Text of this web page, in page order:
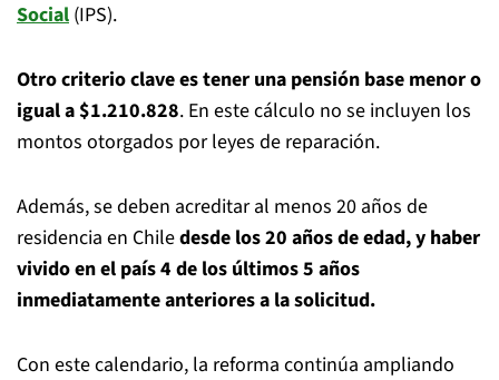
Social (IPS).
Otro criterio clave es tener una pensión base menor o
igual a $1.210.828. En este cálculo no se incluyen los
montos otorgados por leyes de reparación.
Además, se deben acreditar al menos 20 años de
residencia en Chiledesde los 20 años de edad, y haber
vivido en el país 4 de los últimos 5 años
inmediatamente anteriores a la solicitud.
Con este calendario, la reforma continúa ampliando